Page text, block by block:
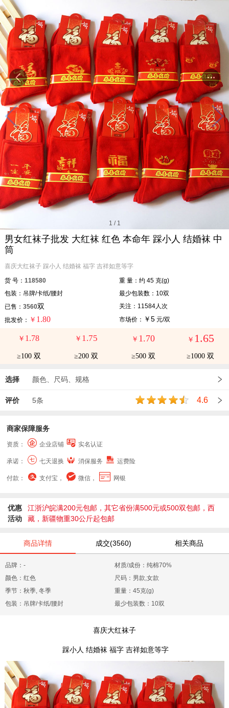
1 / 1
男女红袜子批发 大红袜 红色 本命年 踩小人 结婚袜 中
筒
喜庆大红袜子 踩小人 结婚袜 福字 吉祥如意等字
货 号： 118580
重 量：约 45 克(g)
包装：吊牌/卡纸/腰封
最少包装数：10双
已售： 3560双
关注：11584人次
批发价： ￥ 1.80 市场价： ￥5元/双
￥ 1.78
≥100 双
￥ 1.75
≥200 双
￥ 1.70
≥500 双
￥ 1.65
≥1000 双
选择 颜色、尺码、规格
评价 5条 4.6
商家保障服务
资质： 企业店铺 实名认证
承诺： 七天退换 消保服务 运费险
付款： 支付宝， 微信， 网银
优惠
活动
江浙沪皖满200元包邮，其它省份满500元或500双包邮，西
藏，新疆物重30公斤起包邮
商品详情 成交(3560) 相关商品
品牌：-
材质/成份：纯棉70%
颜色：红色
尺码：男款,女款
季节：秋季, 冬季
重量：45克(g)
包装：吊牌/卡纸/腰封
最少包装数：10双
喜庆大红袜子
踩小人 结婚袜 福字 吉祥如意等字